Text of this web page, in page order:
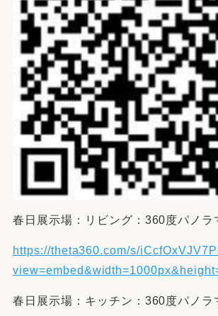
春日展示場：リビング：360度パノラ
https://theta360.com/s/
春日展示場：キッチン：360度パノラ